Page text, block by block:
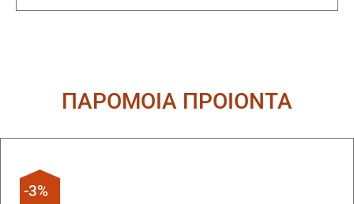
ΠΑΡΟΜΟΙΑ ΠΡΟΙΟΝΤΑ
-3%